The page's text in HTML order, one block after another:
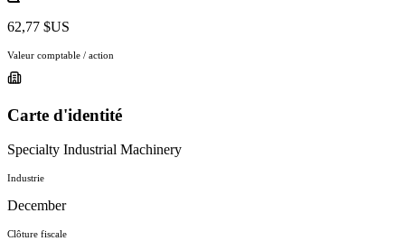
62,77 $US
Valeur comptable / action
Carte d'identité
Specialty Industrial Machinery
Industrie
December
Clôture fiscale